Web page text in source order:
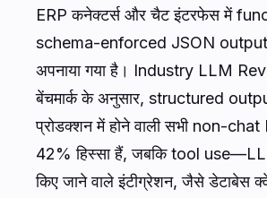
ERP कनेक्टर्स और चैट इंटरफेस में
schema-enforced JSON
अपनाया गया है। Industry LLM
बेंचमार्क के अनुसार, structured
प्रोडक्शन में होने वाली सभी non-
42% हिस्सा हैं, जबकि tool
किए जाने वाले इंटीग्रेशन, जैसे डेटाबेस